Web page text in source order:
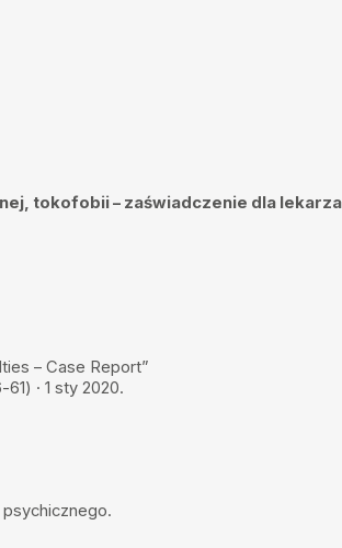
tokofobii – zaświadczenie dla
– Case Report”
· 1 sty 2020.